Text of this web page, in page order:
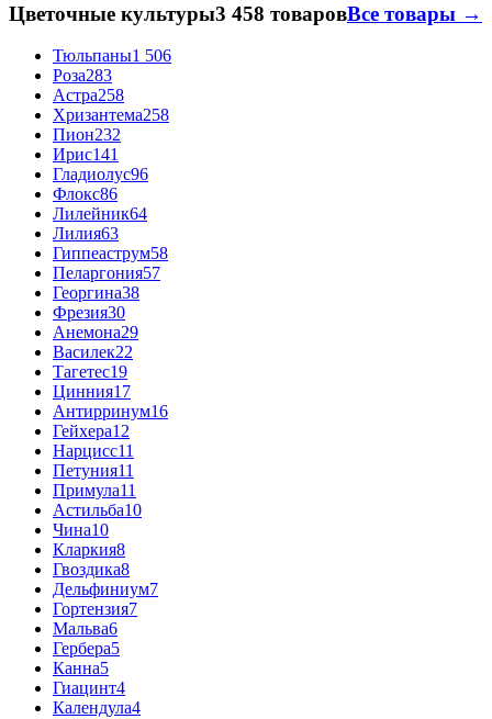
Цветочные культуры3 458 товаровВсе товары →
Тюльпаны1 506
Роза283
Астра258
Хризантема258
Пион232
Ирис141
Гладиолус96
Флокс86
Лилейник64
Лилия63
Гиппеаструм58
Пеларгония57
Георгина38
Фрезия30
Анемона29
Василек22
Тагетес19
Цинния17
Антирринум16
Гейхера12
Нарцисс11
Петуния11
Примула11
Астильба10
Чина10
Кларкия8
Гвоздика8
Дельфиниум7
Гортензия7
Мальва6
Гербера5
Канна5
Гиацинт4
Календула4